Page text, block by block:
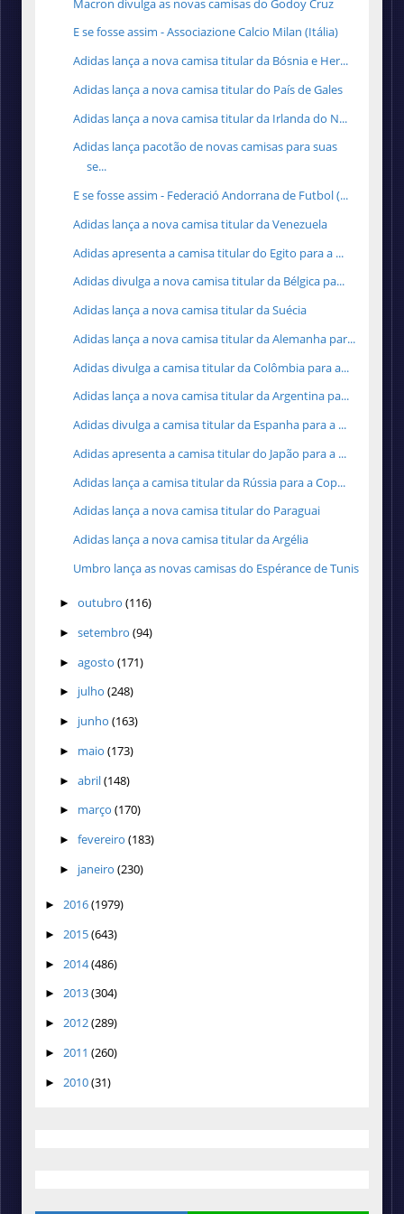
Macron divulga as novas camisas do Godoy Cruz
E se fosse assim - Associazione Calcio Milan (Itália)
Adidas lança a nova camisa titular da Bósnia e Her...
Adidas lança a nova camisa titular do País de Gales
Adidas lança a nova camisa titular da Irlanda do N...
Adidas lança pacotão de novas camisas para suas
se...
E se fosse assim - Federació Andorrana de Futbol (...
Adidas lança a nova camisa titular da Venezuela
Adidas apresenta a camisa titular do Egito para a ...
Adidas divulga a nova camisa titular da Bélgica pa...
Adidas lança a nova camisa titular da Suécia
Adidas lança a nova camisa titular da Alemanha par...
Adidas divulga a camisa titular da Colômbia para a...
Adidas lança a nova camisa titular da Argentina pa...
Adidas divulga a camisa titular da Espanha para a ...
Adidas apresenta a camisa titular do Japão para a ...
Adidas lança a camisa titular da Rússia para a Cop...
Adidas lança a nova camisa titular do Paraguai
Adidas lança a nova camisa titular da Argélia
Umbro lança as novas camisas do Espérance de Tunis
► outubro (116)
► setembro (94)
► agosto (171)
► julho (248)
► junho (163)
► maio (173)
► abril(148)
► março (170)
► fevereiro (183)
► janeiro (230)
► 2016(1979)
► 2015(643)
► 2014(486)
► 2013(304)
► 2012(289)
► 2011 (260)
► 2010(31)